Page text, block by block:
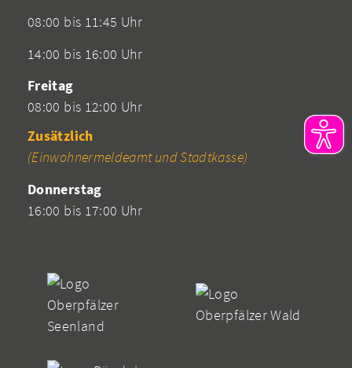
08:00 bis 11:45 Uhr
14:00 bis 16:00 Uhr
Freitag
08:00 bis 12:00 Uhr
Zusätzlich
(Einwohnermeldeamt und Stadtkasse)
Donnerstag
16:00 bis 17:00 Uhr